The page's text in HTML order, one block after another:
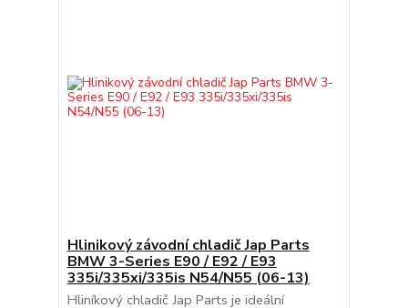
Hlinikový závodní chladič Jap Parts
BMW 3-Series E90 / E92 / E93
335i/335xi/335is N54/N55 (06-13)
Hliníkový chladič Jap Parts je ideální